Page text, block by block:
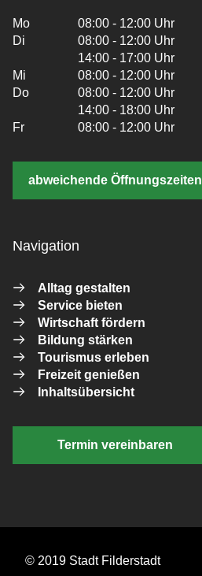
Mo
08:00 - 12:00 Uhr
Di
08:00 - 12:00 Uhr
14:00 - 17:00 Uhr
Mi
08:00 - 12:00 Uhr
Do
08:00 - 12:00 Uhr
14:00 - 18:00 Uhr
Fr
08:00 - 12:00 Uhr
abweichende Öffnungszeiten
Navigation
Alltag gestalten
Service bieten
Wirtschaft fördern
Bildung stärken
Tourismus erleben
Freizeit genießen
Inhaltsübersicht
Termin vereinbaren
© 2019 Stadt Filderstadt